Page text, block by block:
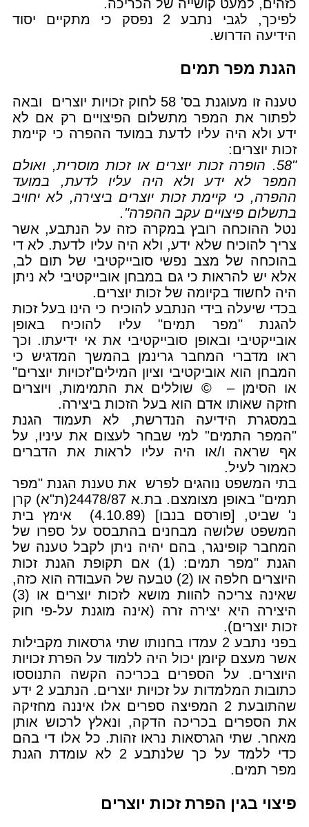
כזהים, למעט קושייה של הכריכה.
לפיכך, לגבי נתבע 2 נפסק כי מתקיים יסוד
הידיעה הדרוש.
הגנת מפר תמים
טענה זו מעוגנת בס' 58 לחוק זכויות יוצרים ובאה
לפתור את המפר מתשלום הפיצויים רק אם לא
ידע ולא היה עליו לדעת במועד ההפרה כי קיימת
זכות יוצרים:
"58. הופרה זכות יוצרים או זכות מוסרית, ואולם
המפר לא ידע ולא היה עליו לדעת, במועד
ההפרה, כי קיימת זכות יוצרים ביצירה, לא יחויב
בתשלום פיצויים עקב ההפרה".
נטל ההוכחה רובץ במקרה כזה על הנתבע, אשר
צריך להוכיח שלא ידע, ולא היה עליו לדעת. לא די
בהוכחה של מצב נפשי סובייקטיבי של תום לב,
אלא יש להראות כי גם במבחן אובייקטיבי לא ניתן
היה לחשוד בקיומה של זכות יוצרים.
בכדי שיעלה בידי הנתבע להוכיח כי הינו בעל זכות
להגנת "מפר תמים" עליו להוכיח באופן
אובייקטיבי ובאופן סובייקטיבי את אי ידיעתו. וכך
ראו מדברי המחבר גרינמן בהמשך המדגיש כי
המבחן הוא אוביקטיבי וציון המילים"זכויות יוצרים"
או הסימן – © שוללים את התמימות, ויוצרים
חזקה שאותו אדם הוא בעל הזכות ביצירה.
במסגרת הידיעה הנדרשת, לא תעמוד הגנת
"המפר התמים" למי שבחר לעצום את עיניו, על
אף שראה ו/או היה עליו לראות את הדברים
כאמור לעיל.
בתי המשפט נוהגים לפרש את טענת הגנת "מפר
תמים" באופן מצומצם. בת.א 24478/87(ת"א) קרן
נ' שביט, [פורסם בנבו] (4.10.89) אימץ בית
המשפט שלושה מבחנים בהתבסס על ספרו של
המחבר קופינגר, בהם יהיה ניתן לקבל טענה של
הגנת "מפר תמים: (1) אם תקופת הגנת זכות
היוצרים חלפה או (2) טבעה של העבודה הוא כזה,
שאינה צריכה להוות מושא לזכות יוצרים או (3)
היצירה היא יצירה זרה (אינה מוגנת על-פי חוק
זכות יוצרים).
בפני נתבע 2 עמדו בחנותו שתי גרסאות מקבילות
אשר מעצם קיומן יכול היה ללמוד על הפרת זכויות
היוצרים. על הספרים בכריכה הקשה התנוססו
כתובות המלמדות על זכויות יוצרים. הנתבע 2 ידע
שהתובעת 2 המפיצה ספרים אלו איננה מחזיקה
את הספרים בכריכה הדקה, ונאלץ לרכוש אותן
מאחר. שתי הגרסאות נראו זהות. כל אלו די בהם
כדי ללמד על כך שלנתבע 2 לא עומדת הגנת
מפר תמים.
פיצוי בגין הפרת זכות יוצרים